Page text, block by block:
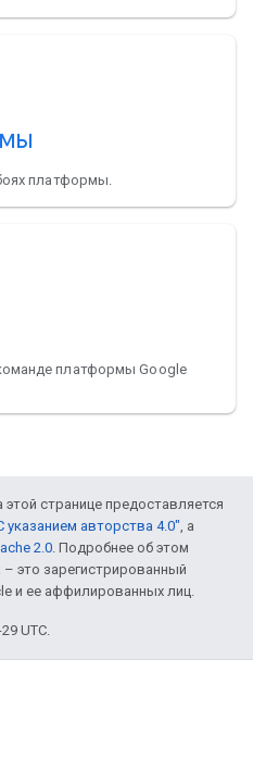
платформы.
платформы Google
этой странице предоставляется
указанием авторства 4.0" , а
2.0 . Подробнее об этом
– это зарегистрированный
и ее аффилированных лиц.
UTC.